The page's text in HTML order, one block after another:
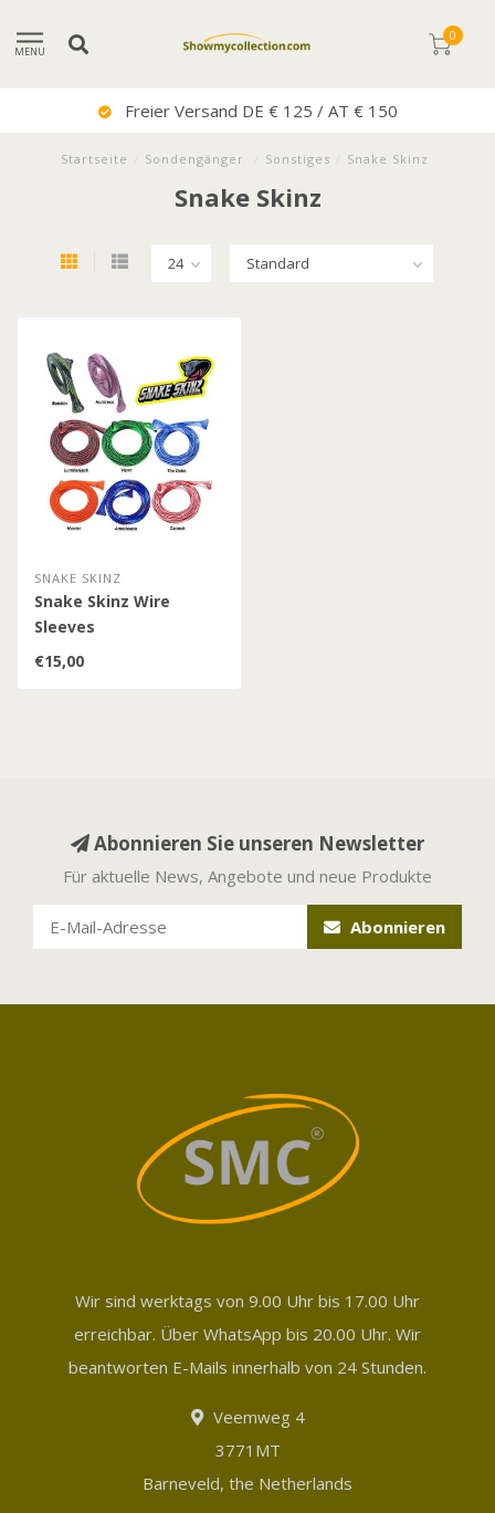
MENU
0
Freier Versand DE € 125 / AT € 150
Startseite Sondengänger Sonstiges Snake Skinz
Snake Skinz
SNAKE SKINZ
Snake Skinz Wire
Sleeves
€15,00
Abonnieren Sie unseren Newsletter
Für aktuelle News, Angebote und neue Produkte
Abonnieren
Wir sind werktags von 9.00 Uhr bis 17.00 Uhr
erreichbar. Über WhatsApp bis 20.00 Uhr. Wir
beantworten E-Mails innerhalb von 24 Stunden.
Veemweg 4
3771MT
Barneveld, the Netherlands